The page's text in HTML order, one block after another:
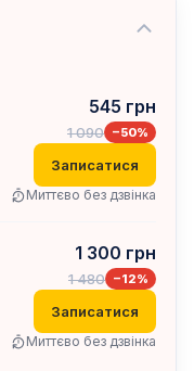
545 грн
1 090 −50%
Записатися
Миттєво без дзвінка
1 300 грн
1 480 −12%
Записатися
Миттєво без дзвінка